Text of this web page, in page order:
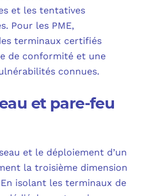
et les tentatives
Pour les PME,
terminaux certifiés
de conformité et une
connues.
et pare-feu
et le déploiement d’un
la troisième dimension
isolant les terminaux de